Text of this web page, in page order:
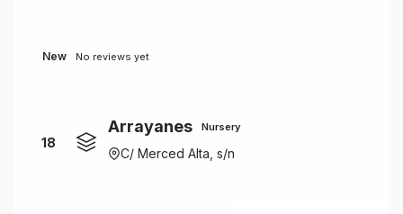
New No reviews yet
18
Arrayanes Nursery
C/ Merced Alta, s/n